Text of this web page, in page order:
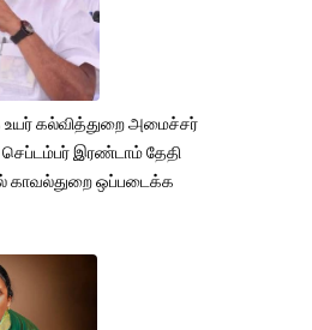
உயர் கல்வித்துறை அமைச்சர்
இரண்டாம் தேதி
காவல்துறை ஒப்படைக்க